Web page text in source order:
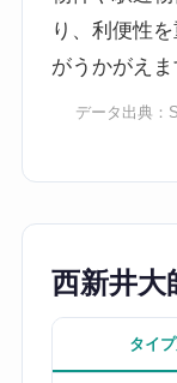
り、利便性
がうかがえま
データ出典：
西新井大
タイプ